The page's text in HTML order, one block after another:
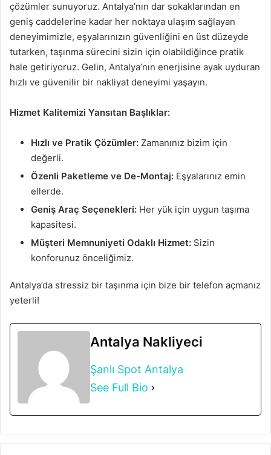
çözümler sunuyoruz. Antalya’nın dar sokaklarından en
geniş caddelerine kadar her noktaya ulaşım sağlayan
deneyimimizle, eşyalarınızın güvenliğini en üst düzeyde
tutarken, taşınma sürecini sizin için olabildiğince pratik
hale getiriyoruz. Gelin, Antalya’nın enerjisine ayak uyduran
hızlı ve güvenilir bir nakliyat deneyimi yaşayın.
Hizmet Kalitemizi Yansıtan Başlıklar:
Hızlı ve Pratik Çözümler: Zamanınız bizim için
değerli.
Özenli Paketleme ve De-Montaj: Eşyalarınız emin
ellerde.
Geniş Araç Seçenekleri: Her yük için uygun taşıma
kapasitesi.
Müşteri Memnuniyeti Odaklı Hizmet: Sizin
konforunuz önceliğimiz.
Antalya’da stressiz bir taşınma için bize bir telefon açmanız
yeterli!
Antalya Nakliyeci
Şanlı Spot Antalya
See Full Bio